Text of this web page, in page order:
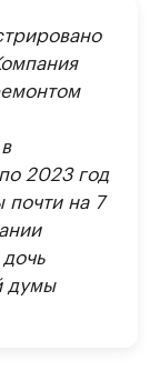
2023 год
на 7
думы